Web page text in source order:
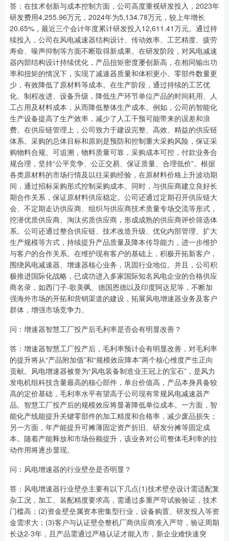
答：在技术创新与成本控制方面，公司高度重视研发投入，2023年
研发费用4,255.96万元，2024年为5,134.78万元，较上年增长
20.65%，最近三个会计年度累计研发投入12,611.41万元。通过持
续投入，公司在风电减速器结构设计、传动效率、工艺精度、疲劳
寿命、噪声抑制等方面不断取得新成果。在研发阶段，对风电减速
器内部结构设计持续优化，产品扭矩密度屡创新高，在相同输出功
率和扭矩的情况下，实现了减速器质量和体积更小、零部件数量更
少，有效降低了原材料等成本。在生产阶段，通过持续的工艺优
化、制程改进、设备升级，降低生产环节单位产品的时间耗用、人
工占用及材料成本，从而降低整体生产成本。例如，公司的智能化
生产设备提高了生产效率，减少了人工干预可能带来的误差和浪
费。在供应链管理上，公司致力于建设完整、高效、精益的供应链
体系。采购的总体目标和原则是预防和控制重大采购风险，保证采
购物料合规、可追溯，物料质量可靠，采购成本可控，付款业务合
规合理，坚持“公平竞争、公正交易、保证质量、合理低价”。根据
各类原材料的市场行情及以往采购经验，在原材料价格上升波动期
间，通过招标采购形式控制采购成本。同时，与供应商建立良好长
期合作关系，保证原材料供应稳定。公司还通过定期召开供应链大
会、不定期走访供应商、组织与供应商技术质量专场交流等形式，
挖潜优质供应商、淘汰劣质供应商，形成成熟的供应商评价筛选体
系。公司还通过整合供应链、技术改造升级、优化内部管理、扩大
生产规模等方式，持续提升产品质量及降本传导能力，进一步维护
与客户的合作关系。在维护现有客户的基础上，积极开拓新客户，
围绕风电减速器、增速器核心业务，巩固行业地位。并且，公司积
极推进国际化战略，已成功进入多家国际知名风电企业的合格供应
商名录，如西门子-歌美飒、德国恩德以及印度阿达尼等，不断加
强海外市场的开拓和营销渠道的建设，拓展风电增速器业务及客户
群体，增强市场竞争力。
问：增速器智慧工厂投产后毛利率是否会有明显改善？
答：增速器智慧工厂投产后，毛利率预计会有明显改善，对毛利率
的提升将从“产品附加值”和“规模效应降本”两个核心维度产生正向
贡献。风电增速器被誉为“风电装备制造业王冠上的宝石”，是风力
发电机组科技含量最高的核心部件，单台价值高，产品本身具备较
高的定价基础，毛利率水平有望高于公司现有常规风电减速器产
品。智慧工厂投产后的规模效应将显著降低单位成本。一方面，智
能化产线能提升关键零部件的加工精度和合格率，减少废品损失；
另一方面，年产能提升可摊薄固定资产折旧、研发分摊等固定成
本。随着产能释放和市场份额提升，该业务对公司整体毛利率的拉
动作用将逐步显现。
问：风电增速器的行业壁垒是否明显？
答：风电增速器行业壁垒主要有以下几点(1)技术壁垒设计需适配复
杂工况，加工、装配精度要求高，需通过多重严苛试验验证，技术
门槛高；(2)资金壁垒属资本密集型行业，设备购置、研发投入等资
金需求大；(3)客户与认证壁垒整机厂商供应商准入严苛，验证周期
长达2-3年，且产品需通过严格认证才能入市，新企业难快速突